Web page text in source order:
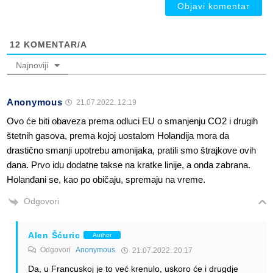
12 KOMENTAR/A
Najnoviji
Anonymous 21.07.2022. 12:19
Ovo će biti obaveza prema odluci EU o smanjenju CO2 i drugih
štetnih gasova, prema kojoj uostalom Holandija mora da
drastično smanji upotrebu amonijaka, pratili smo štrajkove ovih
dana. Prvo idu dodatne takse na kratke linije, a onda zabrana.
Holanđani se, kao po običaju, spremaju na vreme.
Odgovori
Alen Šćuric Author
Odgovori Anonymous 21.07.2022. 20:17
Da, u Francuskoj je to već krenulo, uskoro će i drugdje